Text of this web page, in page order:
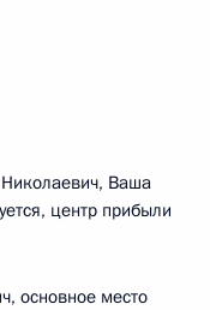
Ваша
центр прибыли
основное место